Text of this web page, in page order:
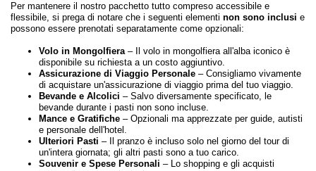
Per mantenere il nostro pacchetto tutto compreso accessibile e
flessibile, si prega di notare che i seguenti elementi non sono inclusi e
possono essere prenotati separatamente come opzionali:
Volo in Mongolfiera– Il volo in mongolfiera all'alba iconico è
disponibile su richiesta a un costo aggiuntivo.
Assicurazione di Viaggio Personale – Consigliamo vivamente
di acquistare un'assicurazione di viaggio prima del tuo viaggio.
Bevande e Alcolici – Salvo diversamente specificato, le
bevande durante i pasti non sono incluse.
Mance e Gratifiche – Opzionali ma apprezzate per guide, autisti
e personale dell'hotel.
Ulteriori Pasti – Il pranzo è incluso solo nel giorno del tour di
un'intera giornata; gli altri pasti sono a tuo carico.
Souvenir e Spese Personali – Lo shopping e gli acquisti